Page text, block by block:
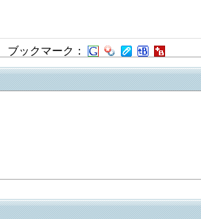
ブックマーク：